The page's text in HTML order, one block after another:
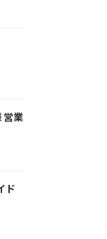
営業
ド